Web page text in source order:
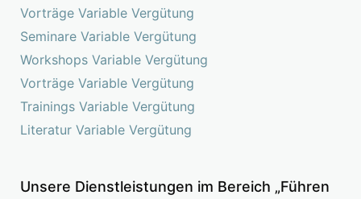
Vorträge Variable Vergütung
Seminare Variable Vergütung
Workshops Variable Vergütung
Vorträge Variable Vergütung
Trainings Variable Vergütung
Literatur Variable Vergütung
Unsere Dienstleistungen im Bereich „Führen